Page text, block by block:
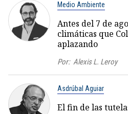
Medio Ambiente
Antes del 7 de
climáticas que
aplazando
Por: Alexis L. Leroy
Asdrúbal Aguiar
El fin de las